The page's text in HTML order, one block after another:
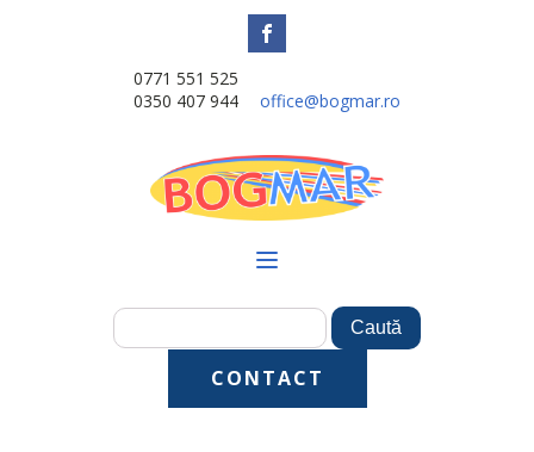
0771 551 525
0350 407 944
office@bogmar.ro
CONTACT